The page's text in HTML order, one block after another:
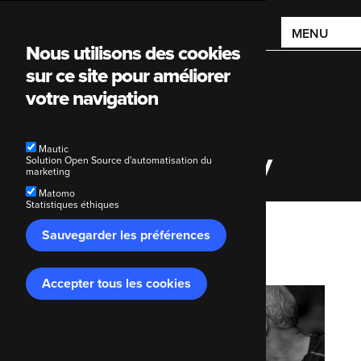
Main
navigation
MENU
Royal Mencap Society
Breadcrumb
Accueil Royal Mencap Society
Nous utilisons des cookies
sur ce site pour améliorer
votre navigation
Mautic
Solution Open Source d'automatisation du
marketing
Matomo
Statistiques éthiques
Sauvegarder les préférences
Accepter tous les cookies
consentement